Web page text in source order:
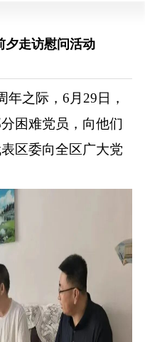
夕走访慰问活动
年之际，6月29日，
困难党员，向他们
区委向全区广大党